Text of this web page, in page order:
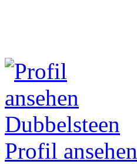
Dubbelsteen
Profil ansehen